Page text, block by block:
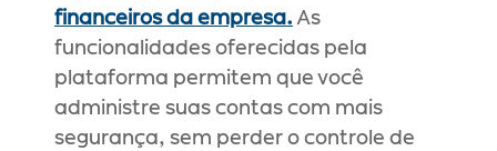
financeiros da empresa. As
funcionalidades oferecidas pela
plataforma permitem que você
administre suas contas com mais
segurança, sem perder o controle de